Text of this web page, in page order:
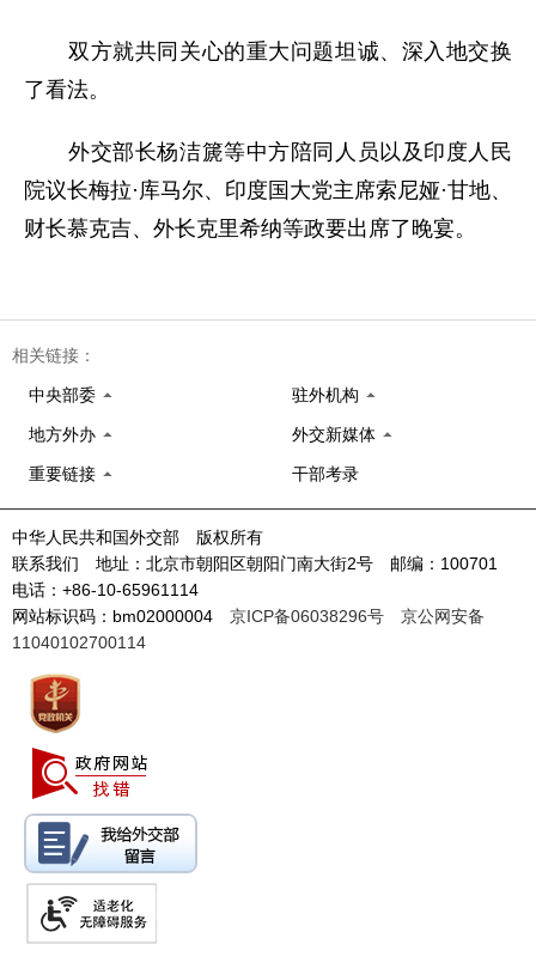
双方就共同关心的重大问题坦诚、深入地交换
了看法。
外交部长杨洁篪等中方陪同人员以及印度人民
院议长梅拉·库马尔、印度国大党主席索尼娅·甘地、
财长慕克吉、外长克里希纳等政要出席了晚宴。
相关链接：
中央部委 驻外机构
地方外办 外交新媒体
重要链接 干部考录
中华人民共和国外交部 版权所有
联系我们 地址：北京市朝阳区朝阳门南大街2号 邮编：100701
电话：+86-10-65961114
网站标识码：bm02000004 京ICP备06038296号
京公网安备
11040102700114